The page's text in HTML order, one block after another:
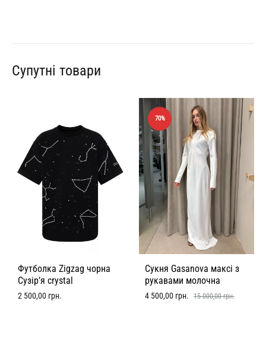
Супутні товари
Футболка Zigzag чорна
Сузір’я crystal
2 500,00 грн.
70%
Сукня Gasanova максі з
рукавами молочна
4 500,00 грн. 15 000,00грн.